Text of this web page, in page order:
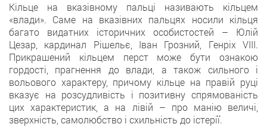
Кільце на вказівному пальці називають кільцем
«влади». Саме на вказівних пальцях носили кільця
багато видатних історичних особистостей – Юлій
Цезар, кардинал Рішельє, Іван Грозний, Генріх VIII.
Прикрашений кільцем перст може бути ознакою
гордості, прагнення до влади, а також сильного і
вольового характеру, причому кільце на правій руці
вказує на розсудливість і позитивну спрямованість
цих характеристик, а на лівій – про манію величі,
зверхність, самолюбство і схильність до істерії.